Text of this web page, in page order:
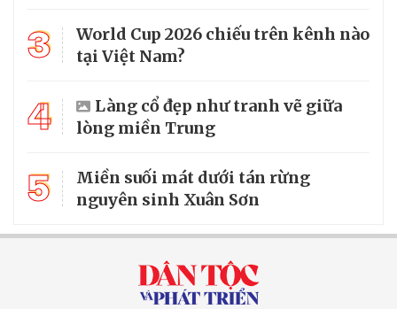
3
World Cup 2026 chiếu trên kênh nào
tại Việt Nam?
4
Làng cổ đẹp như tranh vẽ giữa
lòng miền Trung
5
Miền suối mát dưới tán rừng
nguyên sinh Xuân Sơn